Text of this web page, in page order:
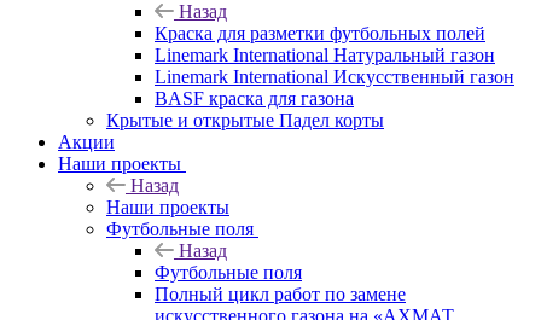
Назад
Краска для разметки футбольных полей
Linemark International Натуральный газон
Linemark International Искусственный газон
BASF краска для газона
Крытые и открытые Падел корты
Акции
Наши проекты
Назад
Наши проекты
Футбольные поля
Назад
Футбольные поля
Полный цикл работ по замене
искусственного газона на «АХМАТ